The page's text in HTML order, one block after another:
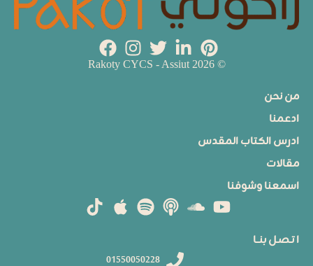
ا تـصـل بنــا
01550050228
من نحن
ادعمنا
ادرس الكتاب المقدس
مقالات
اسمعنا وشوفنا
© 2026 Rakoty CYCS - Assiut